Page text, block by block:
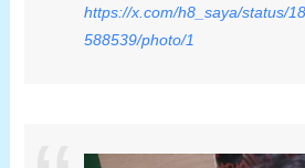
https://x.com/h8_saya/status/
588539/photo/1